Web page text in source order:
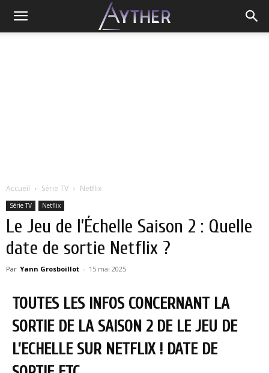
Accueil Série TV Netflix
Série TV Netflix
Le Jeu de l’Échelle Saison 2 : Quelle
date de sortie Netflix ?
Par Yann Grosboillot - 15 mai 2025
TOUTES LES INFOS CONCERNANT LA
SORTIE DE LA SAISON 2 DE LE JEU DE
L’ECHELLE SUR NETFLIX ! DATE DE